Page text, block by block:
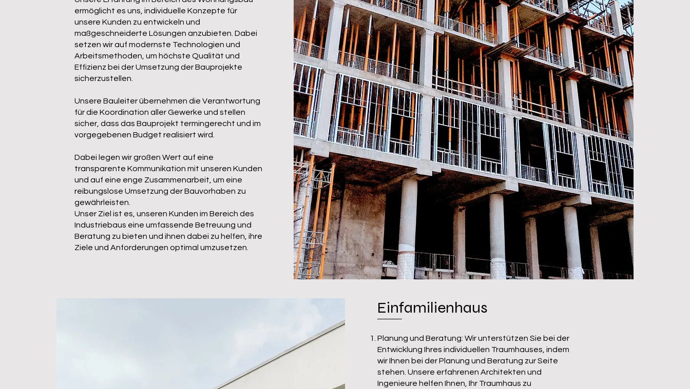
ermöglicht es uns, individuelle Konzepte für
unsere Kunden zu entwickeln und
maßgeschneiderte Lösungen anzubieten. Dabei
setzen wir auf modernste Technologien und
Arbeitsmethoden, um höchste Qualität und
Effizienz bei der Umsetzung der Bauprojekte
sicherzustellen.
Unsere Bauleiter übernehmen die Verantwortung
für die Koordination aller Gewerke und stellen
sicher, dass das Bauprojekt termingerecht und im
vorgegebenen Budget realisiert wird.
Dabei legen wir großen Wert auf eine
transparente Kommunikation mit unseren Kunden
und auf eine enge Zusammenarbeit, um eine
reibungslose Umsetzung der Bauvorhaben zu
gewährleisten.
Unser Ziel ist es, unseren Kunden im Bereich des
Industriebaus eine umfassende Betreuung und
Beratung zu bieten und ihnen dabei zu helfen, ihre
Ziele und Anforderungen optimal umzusetzen.
Einfamilienhaus
Planung und Beratung: Wir unterstützen Sie bei der
Entwicklung Ihres individuellen Traumhauses, indem
wir Ihnen bei der Planung und Beratung zur Seite
stehen. Unsere erfahrenen Architekten und
Ingenieure helfen Ihnen, Ihr Traumhaus zu